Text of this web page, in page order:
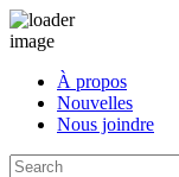
main
content
À propos
Nouvelles
Nous joindre